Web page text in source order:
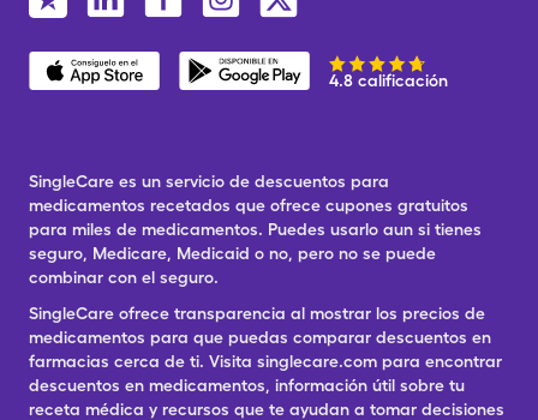
4.8 calificación
SingleCare es un servicio de descuentos para
medicamentos recetados que ofrece cupones gratuitos
para miles de medicamentos. Puedes usarlo aun si tienes
seguro, Medicare, Medicaid o no, pero no se puede
combinar con el seguro.
SingleCare ofrece transparencia al mostrar los precios de
medicamentos para que puedas comparar descuentos en
farmacias cerca de ti. Visita singlecare.com para encontrar
descuentos en medicamentos, información útil sobre tu
receta médica y recursos que te ayudan a tomar decisiones